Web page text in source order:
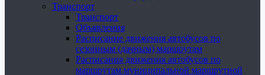
Транспорт
Транспорт
Объявления
Расписание движения автобусов по
сезонным (дачным) маршрутам
Расписания движения автобусов по
маршрутам муниципальной маршрутной